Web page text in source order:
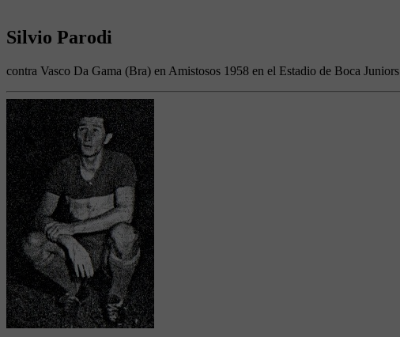
Silvio Parodi
contra Vasco Da Gama (Bra) en Amistosos 1958 en el Estadio de Boca Juniors